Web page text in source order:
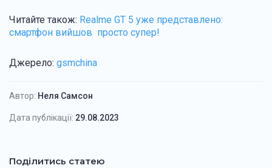
Читайте також: Realme GT 5 уже представлено:
смартфон вийшов просто супер!
Джерело: gsmchina
Автор: Неля Самсон
Дата публікації: 29.08.2023
Поділитись статею